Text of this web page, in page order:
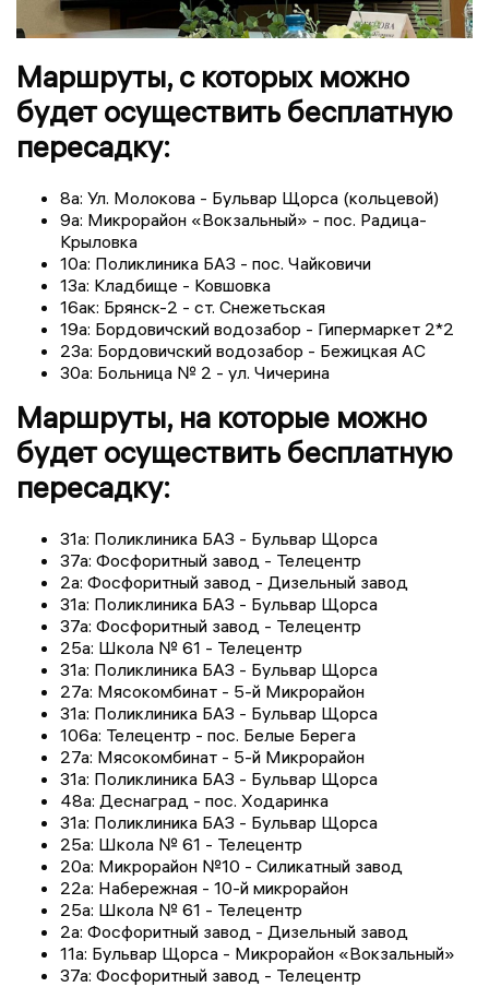
Маршруты, с которых можно
будет осуществить бесплатную
пересадку:
8а: Ул. Молокова - Бульвар Щорса (кольцевой)
9а: Микрорайон «Вокзальный» - пос. Радица-
Крыловка
10а: Поликлиника БАЗ - пос. Чайковичи
13а: Кладбище - Ковшовка
16ак: Брянск-2 - ст. Снежетьская
19а: Бордовичский водозабор - Гипермаркет 2*2
23а: Бордовичский водозабор - Бежицкая АС
30а: Больница № 2 - ул. Чичерина
Маршруты, на которые можно
будет осуществить бесплатную
пересадку:
31а: Поликлиника БАЗ - Бульвар Щорса
37а: Фосфоритный завод - Телецентр
2а: Фосфоритный завод - Дизельный завод
31а: Поликлиника БАЗ - Бульвар Щорса
37а: Фосфоритный завод - Телецентр
25а: Школа № 61 - Телецентр
31а: Поликлиника БАЗ - Бульвар Щорса
27а: Мясокомбинат - 5-й Микрорайон
31а: Поликлиника БАЗ - Бульвар Щорса
106а: Телецентр - пос. Белые Берега
27а: Мясокомбинат - 5-й Микрорайон
31а: Поликлиника БАЗ - Бульвар Щорса
48а: Деснаград - пос. Ходаринка
31а: Поликлиника БАЗ - Бульвар Щорса
25а: Школа № 61 - Телецентр
20а: Микрорайон №10 - Силикатный завод
22а: Набережная - 10-й микрорайон
25а: Школа № 61 - Телецентр
2а: Фосфоритный завод - Дизельный завод
11а: Бульвар Щорса - Микрорайон «Вокзальный»
37а: Фосфоритный завод - Телецентр